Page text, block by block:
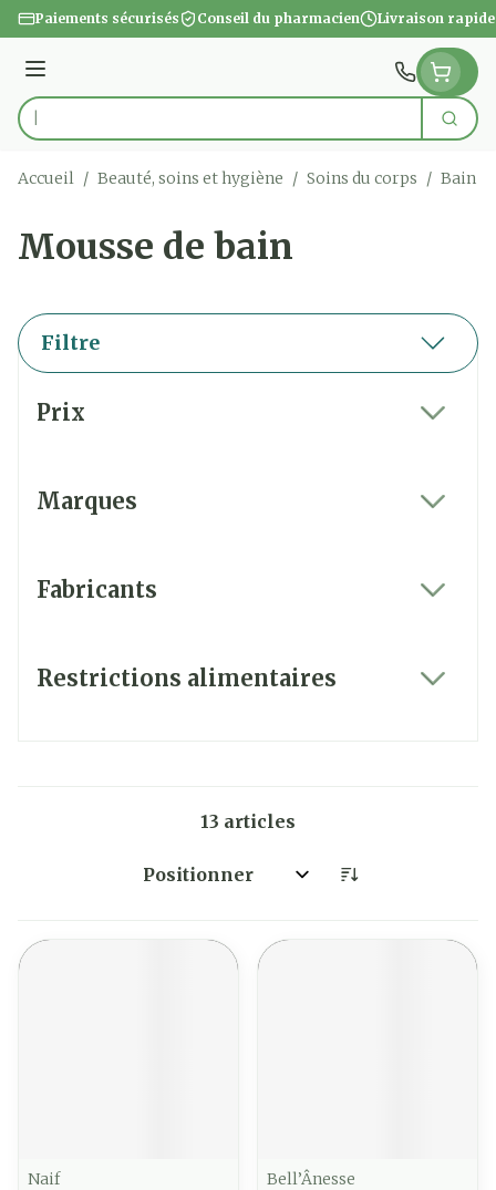
Aller au contenu
Paiements sécurisés Conseil du pharmacien Livraison rapide
Menu
Rechercher
Accueil / Beauté, soins et hygiène / Soins du corps / Bain
Mousse de bain
Filtre
Prix
Marques
Fabricants
Restrictions alimentaires
13 articles
Trier par:
Naif
Bell’Ânesse